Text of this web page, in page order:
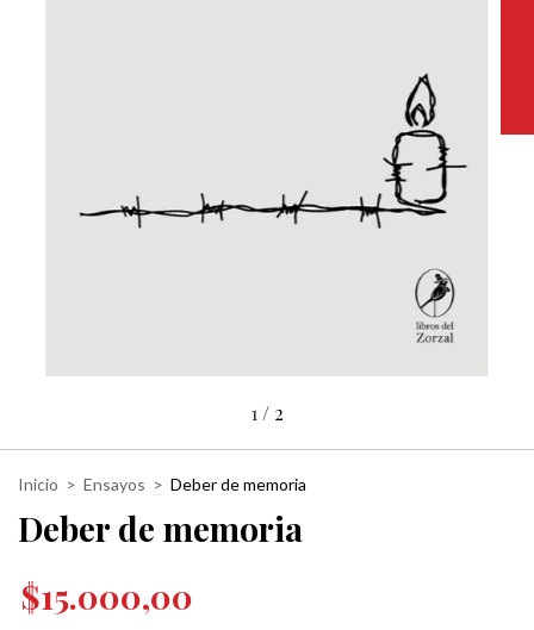
1/ 2
Inicio > Ensayos > Deber de memoria
Deber de memoria
$15.000,00